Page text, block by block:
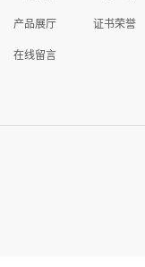
产品展厅 证书荣誉
在线留言